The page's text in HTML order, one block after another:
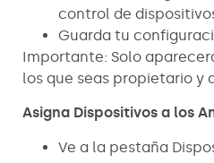
control de
Guarda tu
Importante: Solo
los que seas propietario y
Asigna Dispositivos a los
Ve a la pestaña